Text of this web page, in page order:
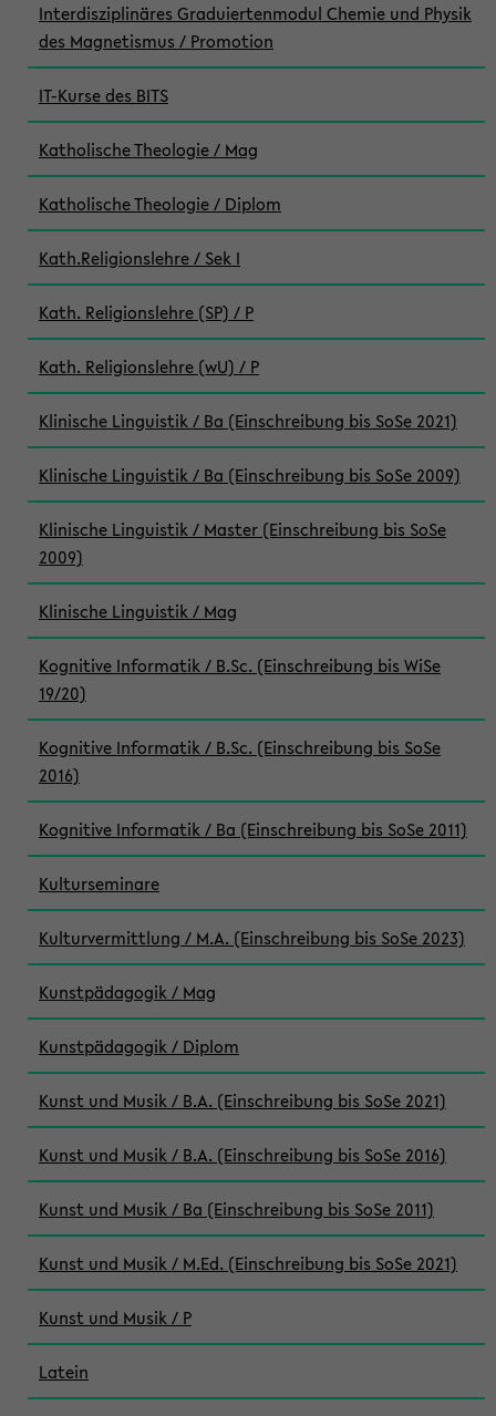
Interdisziplinäres Graduiertenmodul Chemie und Physik
des Magnetismus / Promotion
IT-Kurse des BITS
Katholische Theologie / Mag
Katholische Theologie / Diplom
Kath.Religionslehre / Sek I
Kath. Religionslehre (SP) / P
Kath. Religionslehre (wU) / P
Klinische Linguistik / Ba (Einschreibung bis SoSe 2021)
Klinische Linguistik / Ba (Einschreibung bis SoSe 2009)
Klinische Linguistik / Master (Einschreibung bis SoSe
2009)
Klinische Linguistik / Mag
Kognitive Informatik / B.Sc. (Einschreibung bis WiSe
19/20)
Kognitive Informatik / B.Sc. (Einschreibung bis SoSe
2016)
Kognitive Informatik / Ba (Einschreibung bis SoSe 2011)
Kulturseminare
Kulturvermittlung / M.A. (Einschreibung bis SoSe 2023)
Kunstpädagogik / Mag
Kunstpädagogik / Diplom
Kunst und Musik / B.A. (Einschreibung bis SoSe 2021)
Kunst und Musik / B.A. (Einschreibung bis SoSe 2016)
Kunst und Musik / Ba (Einschreibung bis SoSe 2011)
Kunst und Musik / M.Ed. (Einschreibung bis SoSe 2021)
Kunst und Musik / P
Latein